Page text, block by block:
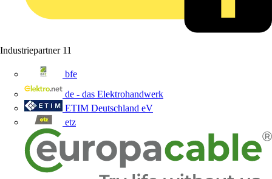
Industriepartner 11
bfe
de - das Elektrohandwerk
ETIM Deutschland eV
etz